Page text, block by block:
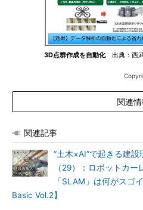
3D点群作成を自動化出典：西武
関連情
関連記事
“土木×AI”で起きる建
（29）：ロボットカ
「SLAM」は何がスゴ
Basic Vol.2】